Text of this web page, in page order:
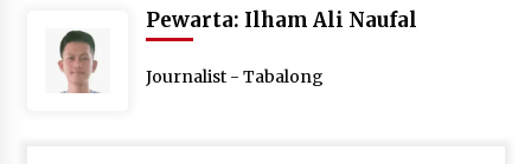
Pewarta: Ilham Ali Naufal
Journalist - Tabalong